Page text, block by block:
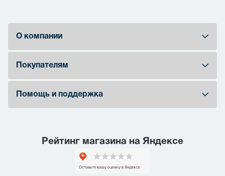
О компании
Покупателям
Помощь и поддержка
Рейтинг магазина на Яндексе